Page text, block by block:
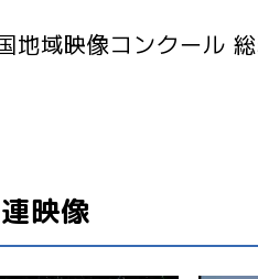
地域映像コンクール
映像